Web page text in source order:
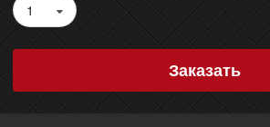
1
Заказать